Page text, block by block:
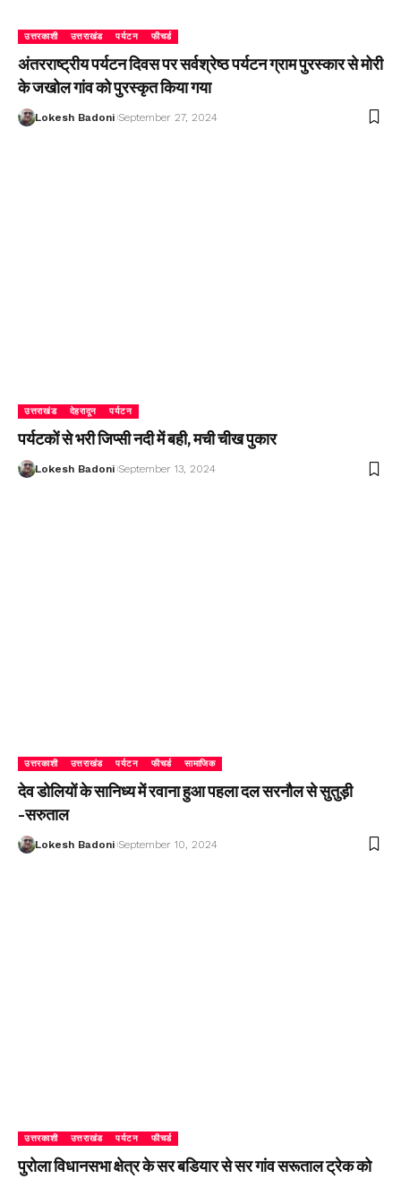
उत्तरकाशी उत्तराखंड पर्यटन फीचर्ड
अंतरराष्ट्रीय पर्यटन दिवस पर सर्वश्रेष्ठ पर्यटन ग्राम पुरस्कार से मोरी
के जखोल गांव को पुरस्कृत किया गया
Lokesh Badoni September 27, 2024
उत्तराखंड देहरादून पर्यटन
पर्यटकों से भरी जिप्सी नदी में बही, मची चीख पुकार
Lokesh Badoni September 13, 2024
उत्तरकाशी उत्तराखंड पर्यटन फीचर्ड सामाजिक
देव डोलियों के सानिध्य में रवाना हुआ पहला दल सरनौल से सुतुड़ी
-सरुताल
Lokesh Badoni September 10, 2024
उत्तरकाशी उत्तराखंड पर्यटन फीचर्ड
पुरोला विधानसभा क्षेत्र के सर बडियार से सर गांव सरूताल ट्रेक को